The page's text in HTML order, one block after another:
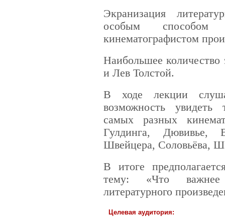
Экранизация
особым способом
кинематографистом
Наибольшее
и Лев Толстой.
В ходе лекции
возможность увидеть
самых разных
Гулдинга, Дювивье,
Швейцера, Соловьёва,
В итоге
тему: «Что важнее
литературного
Целевая аудитория: